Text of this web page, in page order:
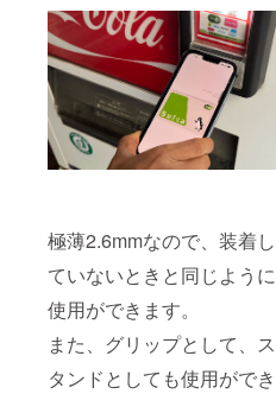
極薄2.6mmなので、装着し
ていないときと同じように
使用ができます。
また、グリップとして、ス
タンドとしても使用ができ